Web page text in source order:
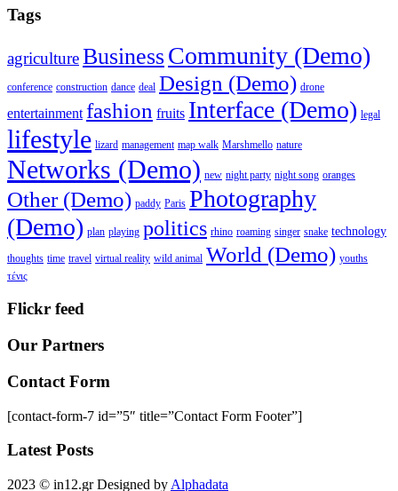
Tags
agricultureBusinessCommunity (Demo)
conference construction dance deal Design (Demo) drone
entertainment fashion fruits Interface (Demo) legal
lifestyle lizard management map walk Marshmello nature
Networks (Demo) new night party night song oranges
Other (Demo) paddy Paris Photography
(Demo) plan playing politics rhino roaming singer snake technology
thoughts time travel virtual reality wild animal World (Demo) youths
τένις
Flickr feed
Our Partners
Contact Form
[contact-form-7 id=”5″ title=”Contact Form Footer”]
Latest Posts
2023 © in12.gr Designed by Alphadata